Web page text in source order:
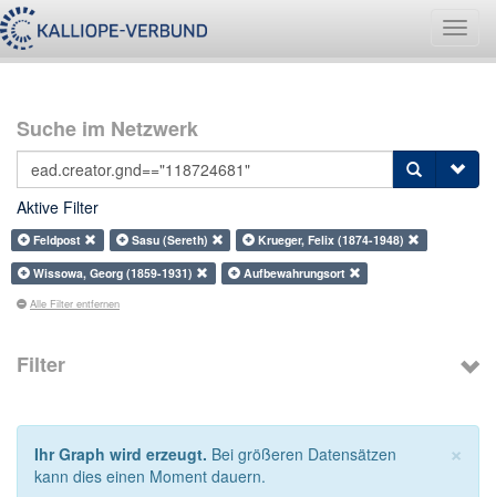
Suche im Netzwerk
Aktive Filter
Feldpost Sasu (Sereth)
Krueger, Felix (1874-1948)
Wissowa, Georg (1859-1931)
Aufbewahrungsort
Alle Filter entfernen
Filter
×
Ihr Graph wird erzeugt. Bei größeren Datensätzen
kann dies einen Moment dauern.